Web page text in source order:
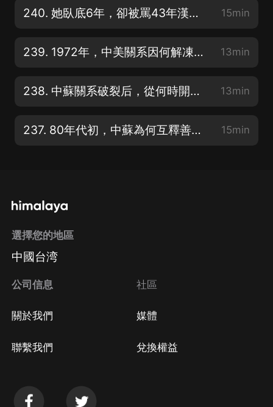
240. 她臥底6年，卻被罵43年漢奸，坐10年冤獄，最終選擇自我了斷 15min
239. 1972年，中美關系因何解凍？中美聯合做了哪些事情？ 13min
238. 中蘇關系破裂后，從何時開始，因何原因，重新有了接觸？ 13min
237. 80年代初，中蘇為何互釋善意？中國為何主動與美國拉開距離？ 15min
選擇您的地區
中國台湾
公司信息
關於我們
聯繫我們
社區
媒體
兌換權益